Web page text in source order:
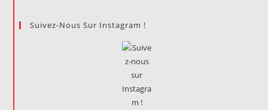
Suivez-Nous Sur Instagram !